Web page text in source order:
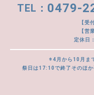
0479-
【受
【営
定休日
※4月から10月ま
祭日は17:10で終了そのほ